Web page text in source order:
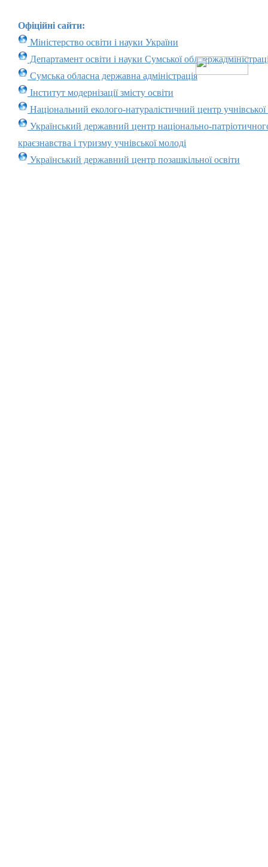
Офіційні сайти:
Міністерство освіти і науки України
Департамент освіти і науки Сумської
Сумська обласна державна адміністрація
Інститут модернізації змісту освіти
Національний еколого-натуралістичний центр учнівської
Український державний центр національно-
краєзнавства і туризму учнівської молоді
Український державний центр позашкільної освіти